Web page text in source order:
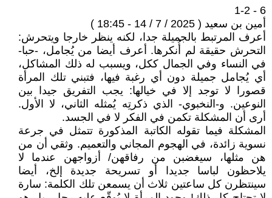
6 - 1-2
أمين بن سعيد ( 2025 / 7 / 14 - 18:45 )
أعرف المرتبط بالجميلة جدا، لكنه ينظر خارجا ويتحرش:
التحرش حقيقة لم أُنكرها. أعرف أيضا من يُجامل، -حبا-
في النساء وفي الجمال ككل، ويسبب له ذلك المشاكل،
أي يُجامل جميلة دون أي رغبة فيها، فتبني تلك المرأة
قصورا لا توجد إلا في خيالها: يجب التفريق جيدا بين
النوعين. و-النخبوي- الذي ذكرتِه يُمثله الثاني، لا الأول.
أرى أن المشكلة تكمن في الفكر لا في الجسد.
المشكلة فيما تقوله الكاتبة المذكورة تتمثل في جرعة
نسوية زائدة، في الهجوم المجاني والتعميم. وثقي أن من
هن مثلها، سيغضبن من رفاقهن/ أزواجهن عندما لا
يلاحظون لباسا جديدا أو تسريحة جديدة إلخ، أيضا
سينتظرن كل ساعتين ثلاث أن يسمعن تلك الكلمة: سارة